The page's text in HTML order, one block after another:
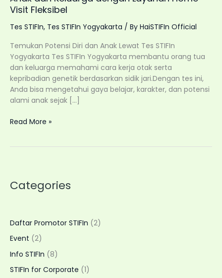
Visit Fleksibel
Tes STIFIn, Tes STIFIn Yogyakarta / By HaiSTIFIn Official
Temukan Potensi Diri dan Anak Lewat Tes STIFIn
Yogyakarta Tes STIFIn Yogyakarta membantu orang tua
dan keluarga memahami cara kerja otak serta
kepribadian genetik berdasarkan sidik jari.Dengan tes ini,
Anda bisa mengetahui gaya belajar, karakter, dan potensi
alami anak sejak […]
Tes
Anak
dengan
Home
Visit
Read More »
Categories
Daftar Promotor STIFIn (2)
Event (2)
Info STIFIn (8)
STIFIn for Corporate (1)